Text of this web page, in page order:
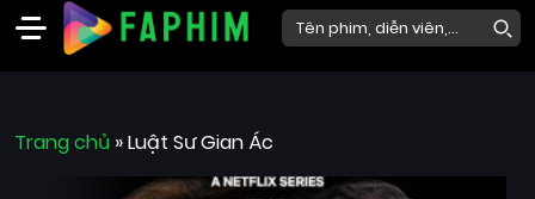
Phim
Trang chủ »Luật Sư Gian Ác